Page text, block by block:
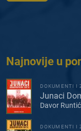
Najnovije u
DOKUMENTI I
Junaci
Davor Runtić
DOKUMENTI I